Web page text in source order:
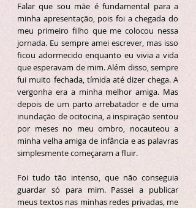
Falar que sou mãe é fundamental para a
minha apresentação, pois foi a chegada do
meu primeiro filho que me colocou nessa
jornada. Eu sempre amei escrever, mas isso
ficou adormecido enquanto eu vivia a vida
que esperavam de mim. Além disso, sempre
fui muito fechada, tímida até dizer chega. A
vergonha era a minha melhor amiga. Mas
depois de um parto arrebatador e de uma
inundação de ocitocina, a inspiração sentou
por meses no meu ombro, nocauteou a
minha velha amiga de infância e as palavras
simplesmente começaram a fluir.
Foi tudo tão intenso, que não conseguia
guardar só para mim. Passei a publicar
meus textos nas minhas redes privadas, me